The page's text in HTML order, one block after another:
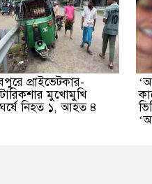
প্রাইভেটকার-
মুখোমুখি
নিহত ১, আহত ৪